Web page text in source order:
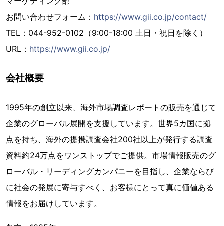
お問い合わせフォーム： https://www.gii.co.jp/contact/
TEL：044-952-0102（9:00-18:00 土日・祝日を除く）
URL： https://www.gii.co.jp/
会社概要
1995年の創立以来、海外市場調査レポートの販売を通じて
企業のグローバル展開を支援しています。世界5カ国に拠
点を持ち、海外の提携調査会社200社以上が発行する調査
資料約24万点をワンストップでご提供。市場情報販売のグ
ローバル・リーディングカンパニーを目指し、企業ならび
に社会の発展に寄与すべく、お客様にとって真に価値ある
情報をお届けしています。